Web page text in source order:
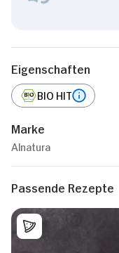
Eigenschaften
BIO HIT
Marke
Alnatura
Passende Rezepte